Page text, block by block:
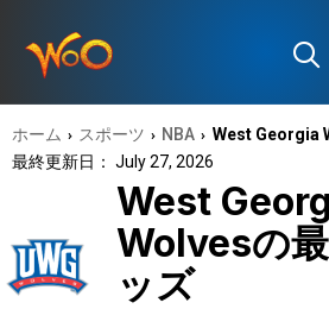
ホーム › スポーツ › NBA › West Georgia
最終更新日： July 27, 2026
West
Wolvesの
ッズ